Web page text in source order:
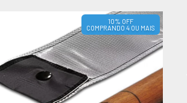
10% OFF
COMPRANDO 4 OU MAIS